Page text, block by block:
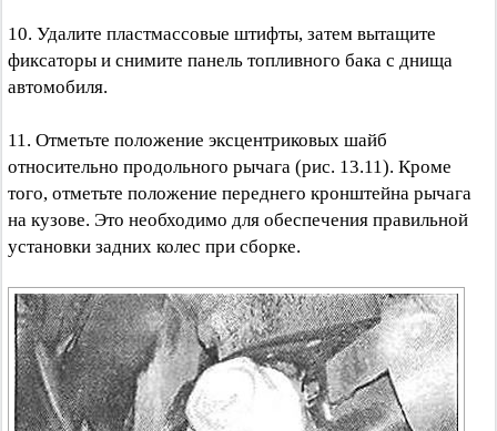
10. Удалите пластмассовые штифты, затем вытащите
фиксаторы и снимите панель топливного бака с днища
автомобиля.
11. Отметьте положение эксцентриковых шайб
относительно продольного рычага (рис. 13.11). Кроме
того, отметьте положение переднего кронштейна рычага
на кузове. Это необходимо для обеспечения правильной
установки задних колес при сборке.